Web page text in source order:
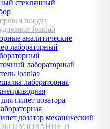
стеклянный
посуда
Joanlab
аналитические
лабораторный
лабораторный
Joanlab
лабораторная
пипет дозатора
дозатор механический
И